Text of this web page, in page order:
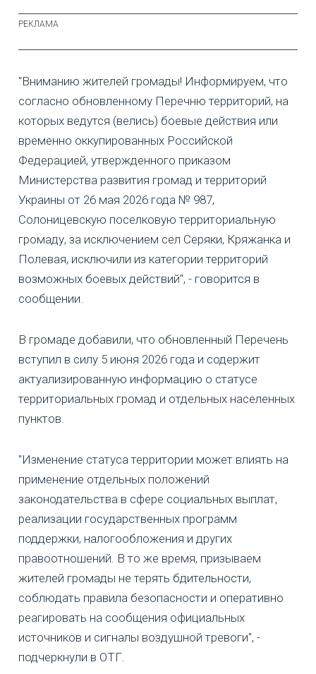
"Вниманию жителей громады! Информируем, что
согласно обновленному Перечню территорий, на
которых ведутся (велись) боевые действия или
временно оккупированных Российской
Федерацией, утвержденного приказом
Министерства развития громад и территорий
Украины от 26 мая 2026 года № 987,
Солоницевскую поселковую территориальную
громаду, за исключением сел Серяки, Кряжанка и
Полевая, исключили из категории территорий
возможных боевых действий", - говорится в
сообщении.
В громаде добавили, что обновленный Перечень
вступил в силу 5 июня 2026 года и содержит
актуализированную информацию о статусе
территориальных громад и отдельных населенных
пунктов.
"Изменение статуса территории может влиять на
применение отдельных положений
законодательства в сфере социальных выплат,
реализации государственных программ
поддержки, налогообложения и других
правоотношений. В то же время, призываем
жителей громады не терять бдительности,
соблюдать правила безопасности и оперативно
реагировать на сообщения официальных
источников и сигналы воздушной тревоги", -
подчеркнули в ОТГ.